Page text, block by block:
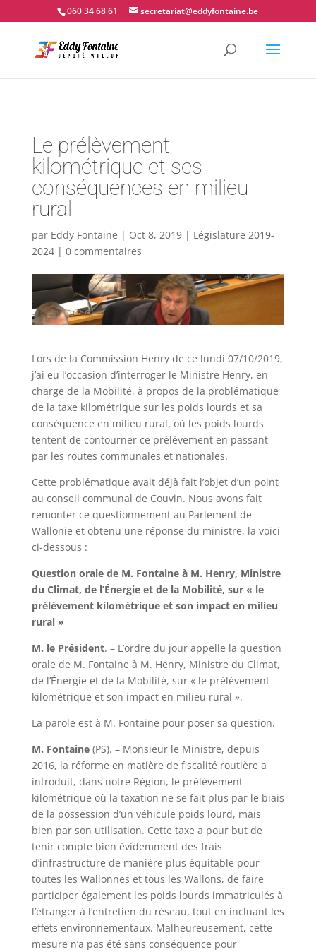
📍 Couvin - 060.34.68.61
060 34 68 61 secretariat@eddyfontaine.be
Le prélèvement
kilométrique et ses
conséquences en milieu
rural
par Eddy Fontaine | Oct 8, 2019| Législature 2019-
2024| 0 commentaires
Lors de la Commission Henry de ce lundi 07/10/2019,
j’ai eu l’occasion d’interroger le Ministre Henry, en
charge de la Mobilité, à propos de la problématique
de la taxe kilométrique sur les poids lourds et sa
conséquence en milieu rural, où les poids lourds
tentent de contourner ce prélèvement en passant
par les routes communales et nationales.
Cette problématique avait déjà fait l’objet d’un point
au conseil communal de Couvin. Nous avons fait
remonter ce questionnement au Parlement de
Wallonie et obtenu une réponse du ministre, la voici
ci-dessous :
Question orale de M. Fontaine à M. Henry, Ministre
du Climat, de l’Énergie et de la Mobilité, sur « le
prélèvement kilométrique et son impact en milieu
rural »
M. le Président. – L’ordre du jour appelle la question
orale de M. Fontaine à M. Henry, Ministre du Climat,
de l’Énergie et de la Mobilité, sur « le prélèvement
kilométrique et son impact en milieu rural ».
La parole est à M. Fontaine pour poser sa question.
M. Fontaine(PS). – Monsieur le Ministre, depuis
2016, la réforme en matière de fiscalité routière a
introduit, dans notre Région, le prélèvement
kilométrique où la taxation ne se fait plus par le biais
de la possession d’un véhicule poids lourd, mais
bien par son utilisation. Cette taxe a pour but de
tenir compte bien évidemment des frais
d’infrastructure de manière plus équitable pour
toutes les Wallonnes et tous les Wallons, de faire
participer également les poids lourds immatriculés à
l’étranger à l’entretien du réseau, tout en incluant les
effets environnementaux. Malheureusement, cette
mesure n’a pas été sans conséquence pour